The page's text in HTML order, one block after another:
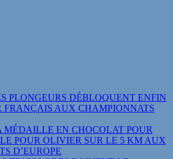
PLONGEURS DÉBLOQUENT ENFIN
FRANÇAIS AUX CHAMPIONNATS
MÉDAILLE EN CHOCOLAT POUR
POUR OLIVIER SUR LE 5 KM AUX
D’EUROPE